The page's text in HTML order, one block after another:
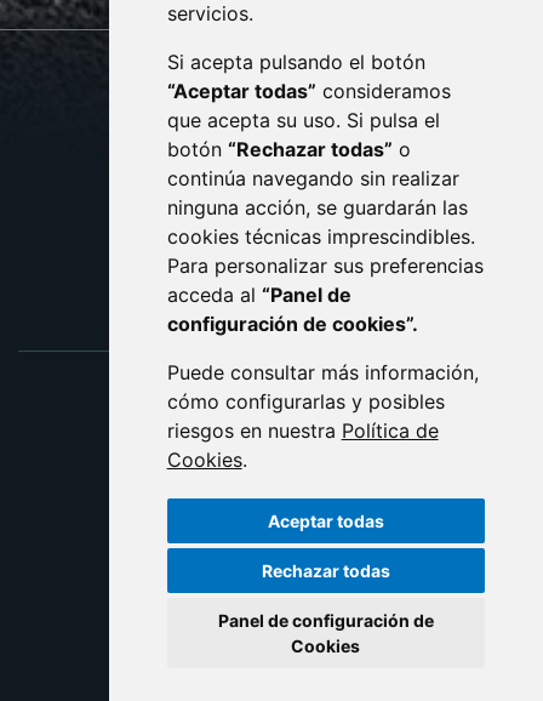
servicios.
Si acepta pulsando el botón
“Aceptar todas” consideramos
que acepta su uso. Si pulsa el
botón “Rechazar todas” o
continúa navegando sin realizar
ninguna acción, se guardarán las
cookies técnicas imprescindibles.
Para personalizar sus preferencias
acceda al “Panel de
configuración de cookies”.
Puede consultar más información,
cómo configurarlas y posibles
riesgos en nuestra Política de
Cookies.
Aceptar todas
Rechazar todas
Panel de configuración de
Cookies
CONTACTO
AVISO LEGAL
PROTECCIÓN DE DATOS
POLÍTICA DE COOKIES
ACCESIBILIDAD
ENLACE EXTERNO AL